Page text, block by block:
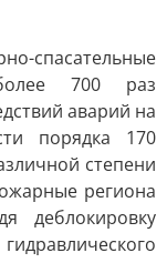
спасательные
700 раз
аварий на
порядка 170
степени
региона
деблокировку